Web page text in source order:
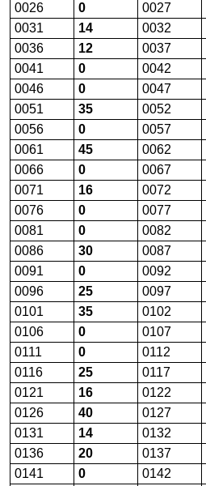
0026
0
0027
0031
14
0032
0036
12
0037
0041
0
0042
0046
0
0047
0051
35
0052
0056
0
0057
0061
45
0062
0066
0
0067
0071
16
0072
0076
0
0077
0081
0
0082
0086
30
0087
0091
0
0092
0096
25
0097
0101
35
0102
0106
0
0107
0111
0
0112
0116
25
0117
0121
16
0122
0126
40
0127
0131
14
0132
0136
20
0137
0141
0
0142